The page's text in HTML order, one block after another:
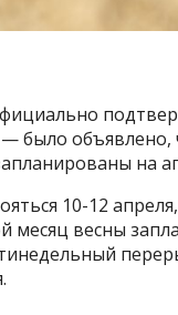
было объявлено,
на
10-12
месяц весны